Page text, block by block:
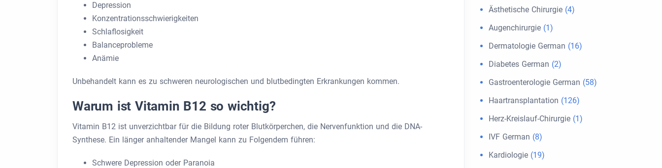
Depression
Konzentrationsschwierigkeiten
Schlaflosigkeit
Balanceprobleme
Anämie
Unbehandelt kann es zu schweren neurologischen und blutbedingten Erkrankungen kommen.
Warum ist Vitamin B12 so wichtig?
Vitamin B12 ist unverzichtbar für die Bildung roter Blutkörperchen, die Nervenfunktion und die DNA-
Synthese. Ein länger anhaltender Mangel kann zu Folgendem führen:
Schwere Depression oder Paranoia
Ästhetische Chirurgie (4)
Augenchirurgie (1)
Dermatologie German (16)
Diabetes German (2)
Gastroenterologie German (58)
Haartransplantation (126)
Herz-Kreislauf-Chirurgie (1)
IVF German (8)
Kardiologie (19)